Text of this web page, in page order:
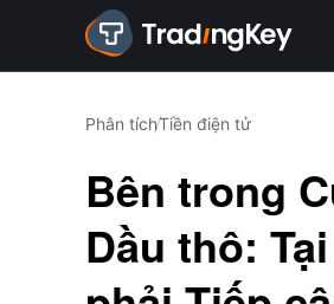
Phân tíchTiền điện tử
Bên trong
Dầu thô: